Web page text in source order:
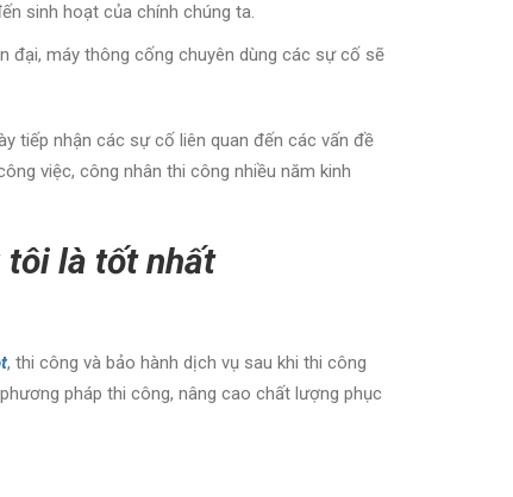
sinh hoạt của chính chúng ta.
đại, máy thông cống chuyên dùng các sự cố sẽ
tiếp nhận các sự cố liên quan đến các vấn đề
việc, công nhân thi công nhiều năm kinh
tôi là tốt nhất
, thi công và bảo hành dịch vụ sau khi thi công
pháp thi công, nâng cao chất lượng phục